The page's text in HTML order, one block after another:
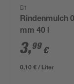
B1
Rindenmulch
mm 40 l
3,99 €
0,10 € / Liter